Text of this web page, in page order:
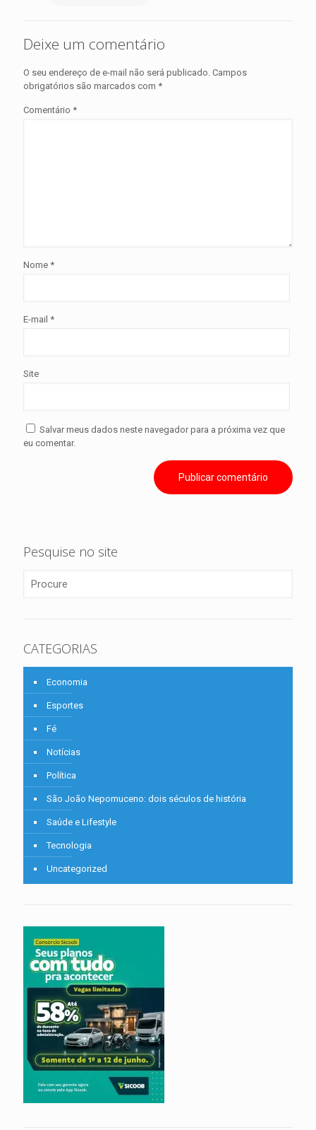
Deixe um comentário
O seu endereço de e-mail não será publicado. Campos
obrigatórios são marcados com *
Comentário *
Nome *
E-mail *
Site
Salvar meus dados neste navegador para a próxima vez que
eu comentar.
Pesquise no site
CATEGORIAS
Economia
Esportes
Fé
Notícias
Política
São João Nepomuceno: dois séculos de história
Saúde e Lifestyle
Tecnologia
Uncategorized